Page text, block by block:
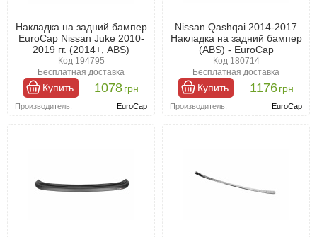
Накладка на задний бампер
EuroCap Nissan Juke 2010-
2019 гг. (2014+, ABS)
Код 194795
Бесплатная доставка
Купить 1078грн
Производитель: EuroCap
Nissan Qashqai 2014-2017
Накладка на задний бампер
(ABS) - EuroCap
Код 180714
Бесплатная доставка
Купить 1176 грн
Производитель: EuroCap